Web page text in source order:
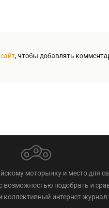
, чтобы добавлять
моторынку и место для
возможностью подобрать и
интернет-журнал